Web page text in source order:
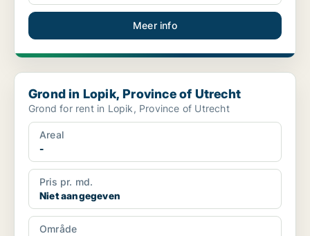
Meer info
Grond in Lopik, Province of Utrecht
Grond in Lopik, Province of Utrecht
Grond for rent in Lopik, Province of Utrecht
Areal
-
Pris pr. md.
Niet aangegeven
Område